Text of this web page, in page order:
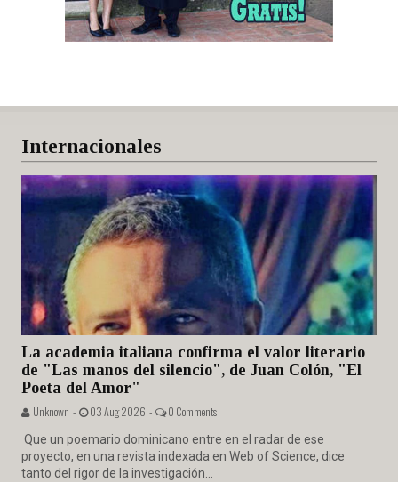
Internacionales
La academia italiana confirma el valor literario
de "Las manos del silencio", de Juan Colón, "El
Poeta del Amor"
Unknown - 03 Aug 2026 - 0 Comments
Que un poemario dominicano entre en el radar de ese
proyecto, en una revista indexada en Web of Science, dice
tanto del rigor de la investigación...